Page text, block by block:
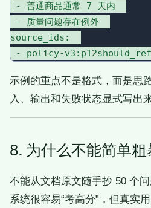
- 普通商品通常 7 天内
- 质量问题存在例外
source_ids:
示例的重点不是格式，而是思
入、输出和失败状态显式写出来
8. 为什么不能简单粗
不能从文档原文随手抄 50 个
系统很容易“考高分”，但真实